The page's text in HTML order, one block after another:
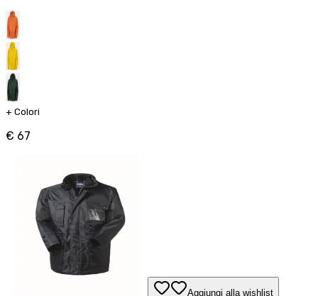
+ Colori
€ 67
Aggiungi alla wishlist